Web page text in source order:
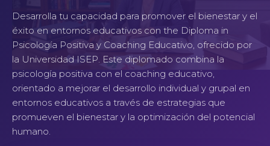
Desarrolla tu capacidad para promover el bienestar y el
éxito en entornos educativos con the Diploma in
Psicología Positiva y Coaching Educativo, ofrecido por
la Universidad ISEP. Este diplomado combina la
psicología positiva con el coaching educativo,
orientado a mejorar el desarrollo individual y grupal en
entornos educativos a través de estrategias que
promueven el bienestar y la optimización del potencial
humano.